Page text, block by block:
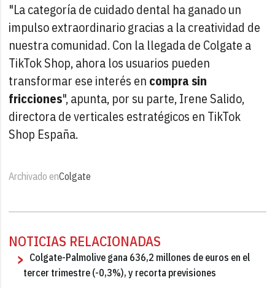
"La categoría de cuidado dental ha ganado un
impulso extraordinario gracias a la creatividad de
nuestra comunidad. Con la llegada de Colgate a
TikTok Shop, ahora los usuarios pueden
transformar ese interés en compra sin
fricciones", apunta, por su parte, Irene Salido,
directora de verticales estratégicos en TikTok
Shop España.
Archivado enColgate
NOTICIAS RELACIONADAS
Colgate-Palmolive gana 636,2 millones de euros en el
tercer trimestre (-0,3%), y recorta previsiones